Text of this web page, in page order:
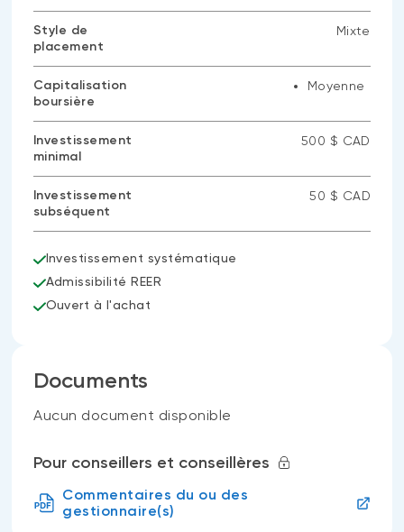
Style de
placement
Mixte
Capitalisation
boursière
Moyenne
Investissement
minimal
500 $ CAD
Investissement
subséquent
50 $ CAD
Investissement systématique
Admissibilité REER
Ouvert à l'achat
Documents
Aucun document disponible
Pour conseillers et conseillères
Commentaires du ou des
gestionnaire(s)